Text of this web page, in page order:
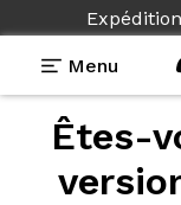
Menu
Êtes-